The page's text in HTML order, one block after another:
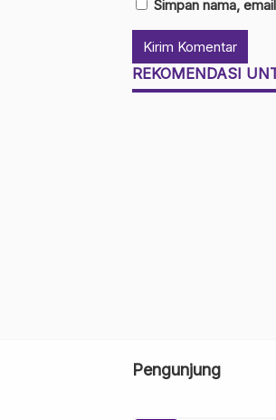
Simpan nama,
REKOMENDASI
Pengunjung